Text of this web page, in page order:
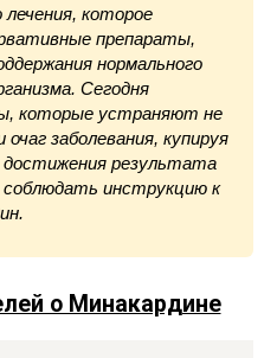
которое
препараты,
нормального
Сегодня
которые устраняют не
заболевания, купируя
достижения результата
инструкцию к
о Минакардине